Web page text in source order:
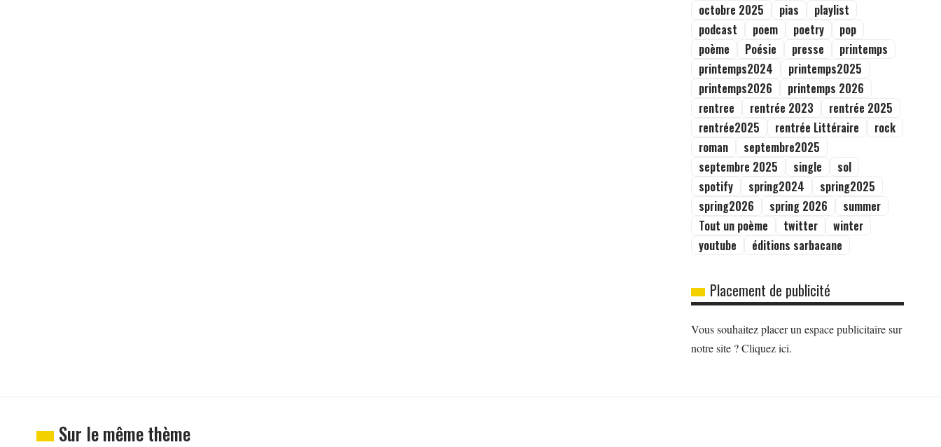
octobre 2025
pias
playlist
podcast
poem poetry
pop
poème
Poésie presse
printemps
printemps2024
printemps2025
printemps2026
printemps 2026
rentree
rentrée 2023
rentrée 2025
rentrée2025
rentrée Littéraire
rock
roman
septembre2025
septembre 2025
single
sol
spotify
spring2024
spring2025
spring2026
spring 2026
summer
Tout un poème
twitter
winter
youtube
éditions sarbacane
Placement de publicité
Vous souhaitez placer un espace publicitaire sur
notre site ? Cliquez ici.
Sur le même thème